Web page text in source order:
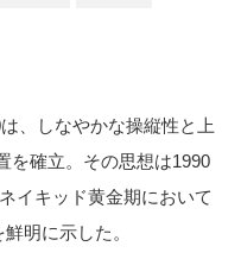
、しなやかな操縦性と上
を確立。その思想は1990
イキッド黄金期において
明に示した。